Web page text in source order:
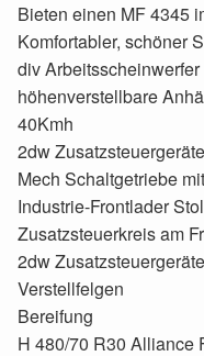
Bieten einen MF 4345
Komfortabler, schöner
div Arbeitsscheinwerfer
höhenverstellbare
40Kmh
2dw Zusatzsteuergeräte
Mech Schaltgetriebe
Industrie-Frontlader
Zusatzsteuerkreis am
2dw
Verstellfelgen
Bereifung
H 480/70 R30 Alliance